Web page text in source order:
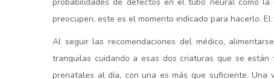
preocupen, este es el momento indicado para hacerlo.
Al seguir las recomendaciones del médico,
tranquilas cuidando a esas dos criaturas que se
prenatales al día, con una es más que suficiente.